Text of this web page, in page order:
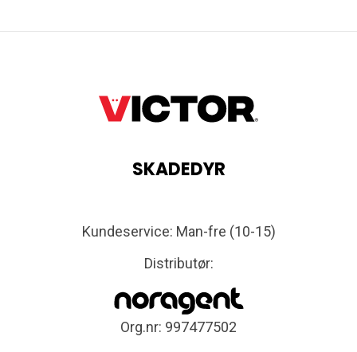
SKADEDYR
Kundeservice: Man-fre (10-15)
Distributør:
Org.nr: 997477502